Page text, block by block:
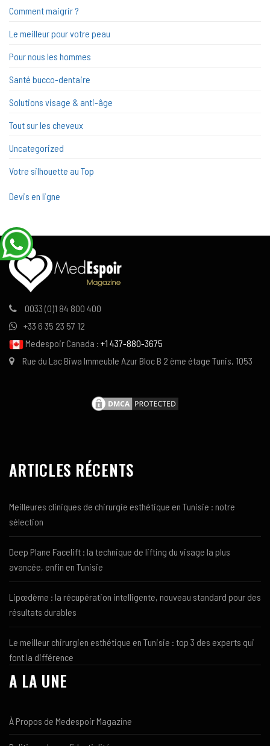
Comment maigrir ?
Le meilleur pour votre peau
Pour nous les hommes
Santé bucco-dentaire
Solutions visage & anti-âge
Tout sur les cheveux
Uncategorized
Votre silhouette au Top
Devis en ligne
0033 (0)1 84 800 400
+33 6 35 23 57 12
Medespoir Canada : +1 437-880-3675
Rue du Lac Biwa Immeuble Azur Bloc B 2 ème étage Tunis, 1053
ARTICLES RÉCENTS
Meilleures cliniques de chirurgie esthétique en Tunisie : notre
sélection
Deep Plane Facelift : la technique de lifting du visage la plus
avancée, enfin en Tunisie
Lipœdème : la récupération intelligente, nouveau standard pour des
résultats durables
Le meilleur chirurgien esthétique en Tunisie : top 3 des experts qui
font la différence
A LA UNE
À Propos de Medespoir Magazine